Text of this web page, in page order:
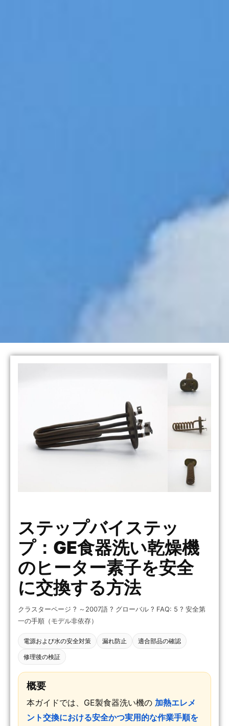
ステップバイステッ
プ：GE食器洗い乾燥機
のヒーター素子を安全
に交換する方法
クラスターページ ? ～2007語 ? グローバル ? FAQ: 5 ? 安全第
一の手順（モデル非依存）
電源および水の安全対策 漏れ防止 適合部品の確認
修理後の検証
概要
本ガイドでは、GE製食器洗い機の 加熱エレメ
ント交換における安全かつ実用的な作業手順を